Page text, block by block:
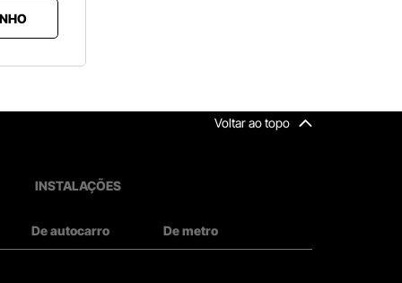
Voltar ao topo
INSTALAÇÕES
De autocarro De metro